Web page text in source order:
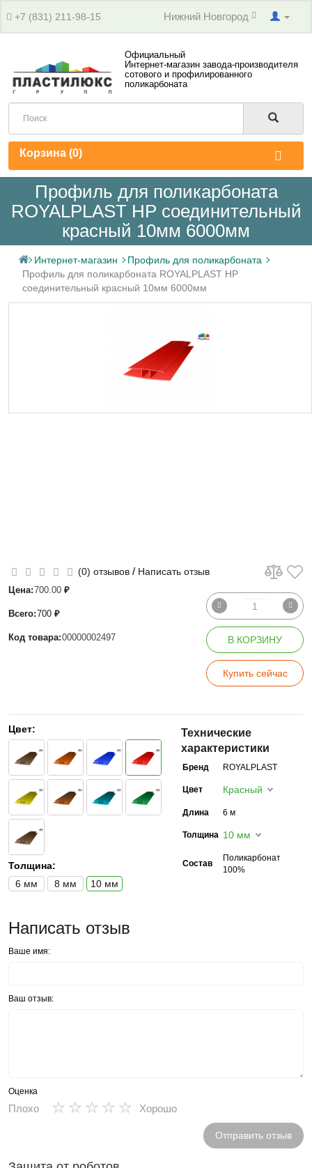
+7 (831) 211-98-15 Нижний Новгород
Официальный
Интернет-магазин завода-производителя
сотового и профилированного
поликарбоната
Корзина (0)
Профиль для поликарбоната
ROYALPLAST HP соединительный
красный 10мм 6000мм
Интернет-магазин
Профиль для поликарбоната
Профиль для поликарбоната ROYALPLAST HP
соединительный красный 10мм 6000мм
(0) отзывов / Написать отзыв
Цена:700.00 ₽
Всего:700 ₽
Код товара:00000002497 В КОРЗИНУ
Купить сейчас
Цвет:
Толщина:
6 мм
8 мм 10 мм
Технические
характеристики
Бренд ROYALPLAST
Цвет Красный
Длина 6 м
Толщина 10 мм
Состав
Поликарбонат
100%
Написать отзыв
Ваше имя:
Ваш отзыв:
Оценка
Плохо ★
★
★
★
★ Хорошо
Отправить отзыв